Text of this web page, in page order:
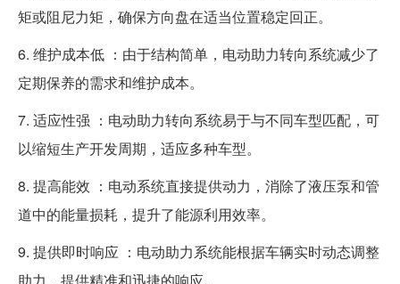
矩或阻尼力矩，确保方向盘在适当位置稳定回正。
6. 维护成本低 ：由于结构简单，电动助力转向系统减少了
定期保养的需求和维护成本。
7. 适应性强 ：电动助力转向系统易于与不同车型匹配，可
以缩短生产开发周期，适应多种车型。
8. 提高能效 ：电动系统直接提供动力，消除了液压泵和管
道中的能量损耗，提升了能源利用效率。
9. 提供即时响应 ：电动助力系统能根据车辆实时动态调整